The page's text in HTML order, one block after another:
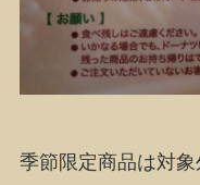
季節限定商品は対象